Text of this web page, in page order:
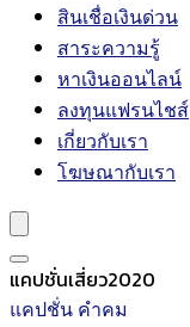
สินเชื่อเงินด่วน
สาระความรู้
หาเงินออนไลน์
ลงทุนแฟรนไชส์
เกี่ยวกับเรา
โฆษณากับเรา
แคปชั่นเสี่ยว2020
แคปชั่น คำคม